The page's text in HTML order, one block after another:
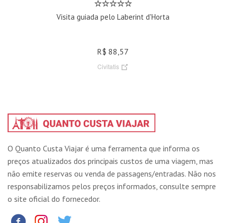
Visita guiada pelo Laberint d'Horta
R$ 88,57
Civitatis
O Quanto Custa Viajar é uma ferramenta que informa os
preços atualizados dos principais custos de uma viagem, mas
não emite reservas ou venda de passagens/entradas. Não nos
responsabilizamos pelos preços informados, consulte sempre
o site oficial do fornecedor.